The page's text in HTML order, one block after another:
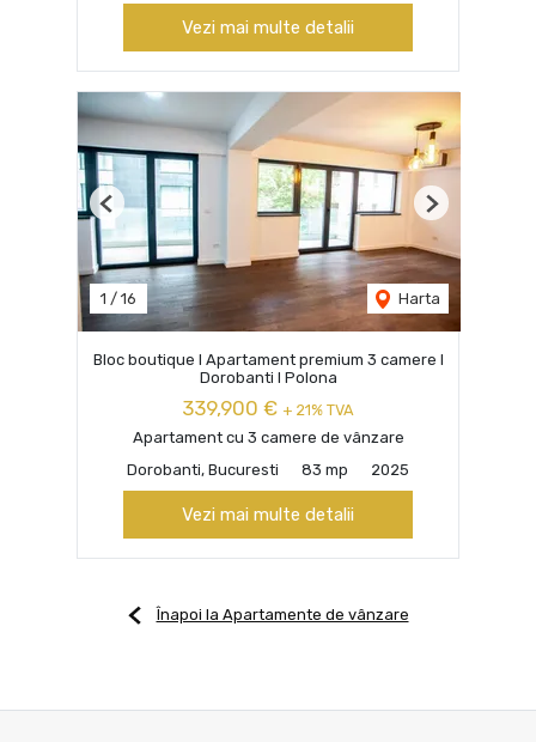
Vezi mai multe detalii
1 / 16 Harta
Previous Next
Bloc boutique I Apartament premium 3 camere I
Dorobanti I Polona
339,900 € + 21% TVA
Apartament cu 3 camere de vânzare
Dorobanti, Bucuresti
83 mp 2025
Vezi mai multe detalii
Înapoi la Apartamente de vânzare